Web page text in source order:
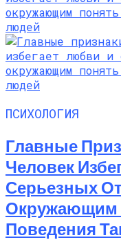
ПСИХОЛОГИЯ
Главные
Человек
Серьезных
Окружающим
Поведения